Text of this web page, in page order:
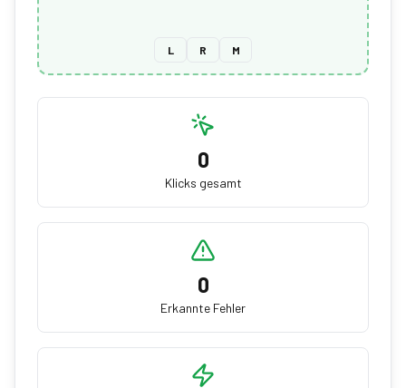
L R M
0
Klicks gesamt
0
Erkannte Fehler